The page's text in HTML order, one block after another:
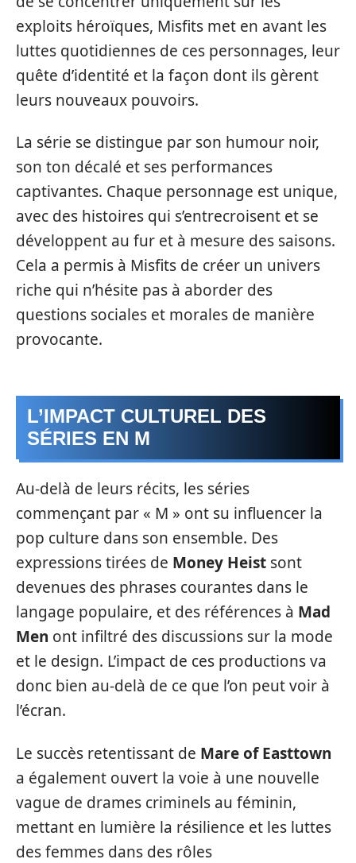
exploits héroïques, Misfits met en avant les
luttes quotidiennes de ces personnages, leur
quête d’identité et la façon dont ils gèrent
leurs nouveaux pouvoirs.
La série se distingue par son humour noir,
son ton décalé et ses performances
captivantes. Chaque personnage est unique,
avec des histoires qui s’entrecroisent et se
développent au fur et à mesure des saisons.
Cela a permis à Misfits de créer un univers
riche qui n’hésite pas à aborder des
questions sociales et morales de manière
provocante.
L’IMPACT CULTUREL DES
SÉRIES EN M
Au-delà de leurs récits, les séries
commençant par « M » ont su influencer la
pop culture dans son ensemble. Des
expressions tirées de Money Heist sont
devenues des phrases courantes dans le
langage populaire, et des références à Mad
Men ont infiltré des discussions sur la mode
et le design. L’impact de ces productions va
donc bien au-delà de ce que l’on peut voir à
l’écran.
Le succès retentissant de Mare of Easttown
a également ouvert la voie à une nouvelle
vague de drames criminels au féminin,
mettant en lumière la résilience et les luttes
des femmes dans des rôles